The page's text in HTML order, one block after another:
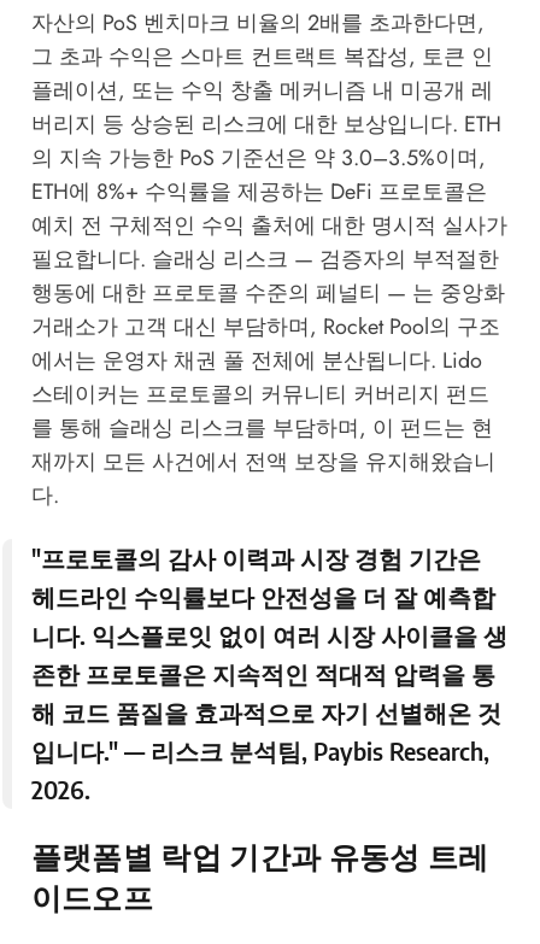
자산의 PoS 벤치마크 비율의 2배를 초과한다면,
그 초과 수익은 스마트 컨트랙트 복잡성, 토큰 인
플레이션, 또는 수익 창출 메커니즘 내 미공개 레
버리지 등 상승된 리스크에 대한 보상입니다. ETH
의 지속 가능한 PoS 기준선은 약 3.0–3.5%이며,
ETH에 8%+ 수익률을 제공하는 DeFi 프로토콜은
예치 전 구체적인 수익 출처에 대한 명시적 실사가
필요합니다. 슬래싱 리스크 — 검증자의 부적절한
행동에 대한 프로토콜 수준의 페널티 — 는 중앙화
거래소가 고객 대신 부담하며, Rocket Pool의 구조
에서는 운영자 채권 풀 전체에 분산됩니다. Lido
스테이커는 프로토콜의 커뮤니티 커버리지 펀드
를 통해 슬래싱 리스크를 부담하며, 이 펀드는 현
재까지 모든 사건에서 전액 보장을 유지해왔습니
다.
"프로토콜의 감사 이력과 시장 경험 기간은
헤드라인 수익률보다 안전성을 더 잘 예측합
니다. 익스플로잇 없이 여러 시장 사이클을 생
존한 프로토콜은 지속적인 적대적 압력을 통
해 코드 품질을 효과적으로 자기 선별해온 것
입니다." — 리스크 분석팀, Paybis Research,
2026.
플랫폼별 락업 기간과 유동성 트레
이드오프